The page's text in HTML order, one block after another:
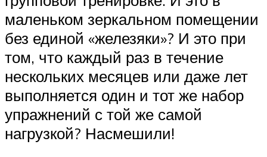
маленьком зеркальном помещении
без единой «железяки»? И это при
том, что каждый раз в течение
нескольких месяцев или даже лет
выполняется один и тот же набор
упражнений с той же самой
нагрузкой? Насмешили!